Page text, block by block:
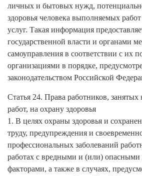
личных и бытовых нужд,
здоровья человека выполняемых
услуг. Такая информация
государственной власти и органами
самоуправления в соответствии с их
организациями в порядке,
законодательством Российской
Статья 24. Права работников,
работ, на охрану здоровья
1. В целях охраны здоровья и
труду, предупреждения и
профессиональных заболеваний
работах с вредными и (или)
факторами, а также в случаях,